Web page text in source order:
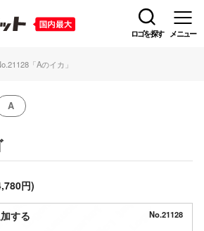
ロゴを探す メニュー
「Aのイカ」
A
円)
する No.21128